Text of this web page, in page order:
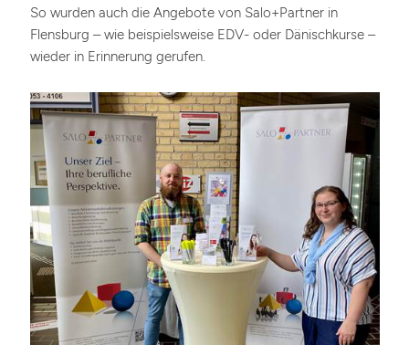
So wurden auch die Angebote von Salo+Partner in
Flensburg – wie beispielsweise EDV- oder Dänischkurse –
wieder in Erinnerung gerufen.